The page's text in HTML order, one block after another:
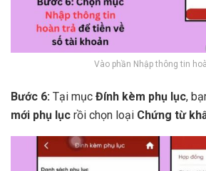
Vào phần Nhập thông tin
Bước 6: Tại mục Đính kèm phụ lục,
mới phụ lục rồi chọn loại Chứng từ